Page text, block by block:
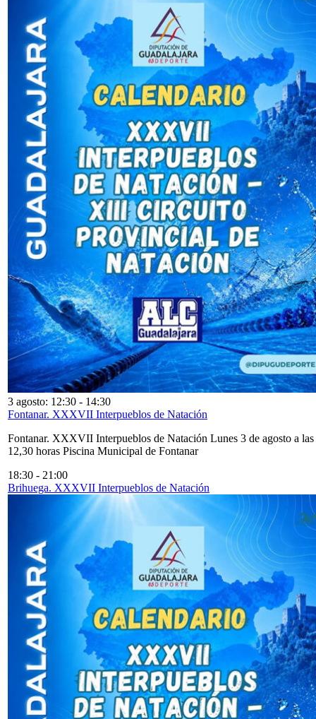
3 agosto: 12:30 - 14:30
Fontanar. XXXVII Interpueblos de Natación
Fontanar. XXXVII Interpueblos de Natación Lunes 3 de agosto a las
12,30 horas Piscina Municipal de Fontanar
18:30 - 21:00
Brihuega. XXXVII Interpueblos de Natación